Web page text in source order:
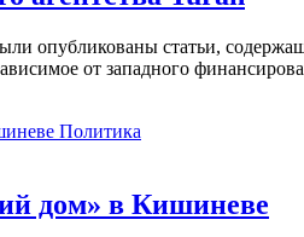
опубликованы статьи,
от западного
Политика
дом» в Кишиневе